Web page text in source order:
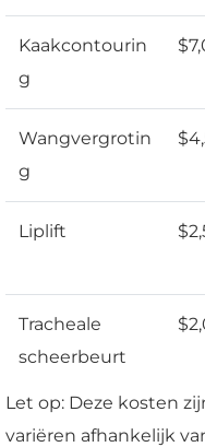
Kaakcontourin
g
Wangvergrotin
g
Liplift
Tracheale
scheerbeurt
Let op: Deze kosten
variëren afhankelijk